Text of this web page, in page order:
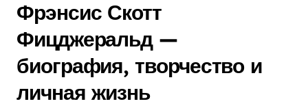
Фрэнсис Скотт
Фицджеральд —
биография, творчество и
личная жизнь